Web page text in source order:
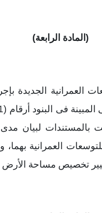
(المادة الرابعة)
العمرانية الجديدة
بالمستندات لبيان
العمرانية
تخصيص مساحة الأرض